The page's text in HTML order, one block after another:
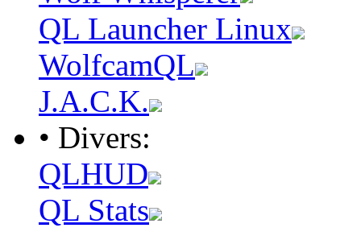
QL Launcher Linux
WolfcamQL
J.A.C.K.
• Divers:
QLHUD
QL Stats